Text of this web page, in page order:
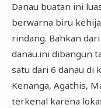
Danau buatan ini
berwarna biru
rindang. Bahkan
danau.ini dibangun
satu dari 6 danau di
Kenanga, Agathis,
terkenal karena